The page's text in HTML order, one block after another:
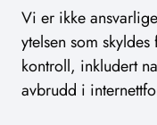
Vi er ikke
ytelsen som
kontroll, inkludert
avbrudd i